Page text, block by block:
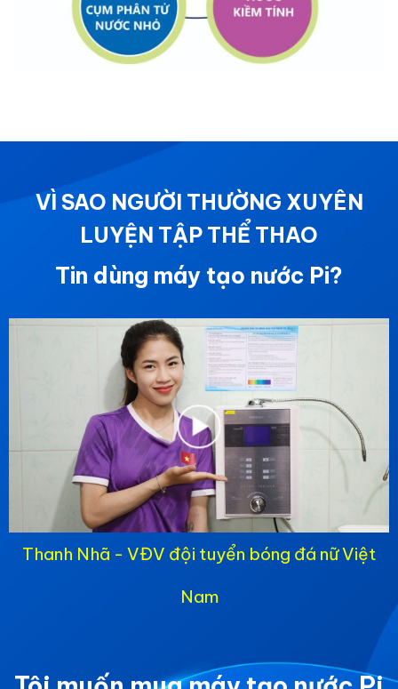
VÌ SAO NGƯỜI THƯỜNG XUYÊN
LUYỆN TẬP THỂ THAO
Tin dùng máy tạo nước Pi?
Thanh Nhã - VĐV đội tuyển bóng đá nữ Việt
Nam